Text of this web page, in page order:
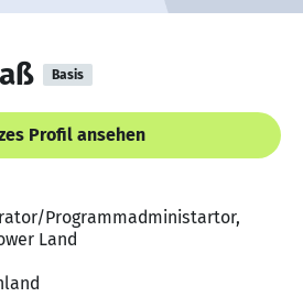
Basis
Profil ansehen
Programmadministartor,
Land